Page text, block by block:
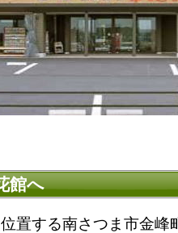
館へ
置する南さつま市金峰